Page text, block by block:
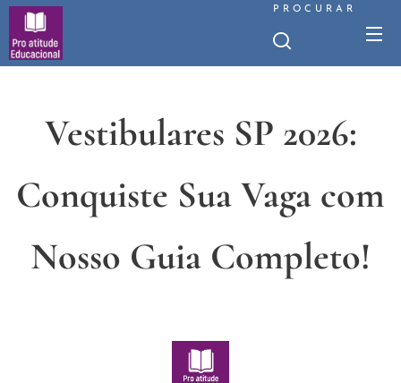
PROCURAR
Vestibulares SP 2026:
Conquiste Sua Vaga com
Nosso Guia Completo!